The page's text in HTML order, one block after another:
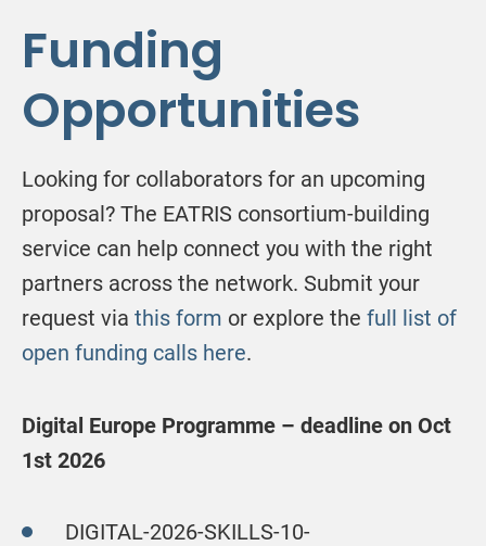
Funding
Opportunities
Looking for collaborators for an upcoming
proposal? The EATRIS consortium-building
service can help connect you with the right
partners across the network. Submit your
request via this form or explore the full list of
open funding calls here.
Digital Europe Programme – deadline on Oct
1st 2026
DIGITAL-2026-SKILLS-10-